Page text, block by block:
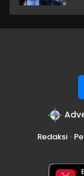
Redaksi•